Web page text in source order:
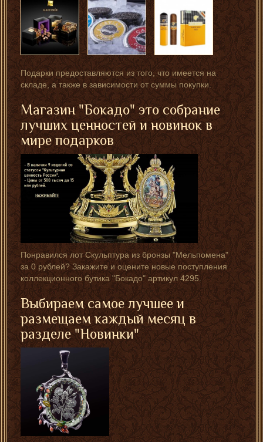
Подарки предоставляются из того, что имеется на
складе, а также в зависимости от суммы покупки.
Магазин "Бокадо" это собрание
лучших ценностей и новинок в
мире подарков
Понравился лот Скульптура из бронзы "Мельпомена"
за 0 рублей? Закажите и оцените новые поступления
коллекционного бутика "Бокадо" артикул 4295.
Выбираем самое лучшее и
размещаем каждый месяц в
разделе "Новинки"